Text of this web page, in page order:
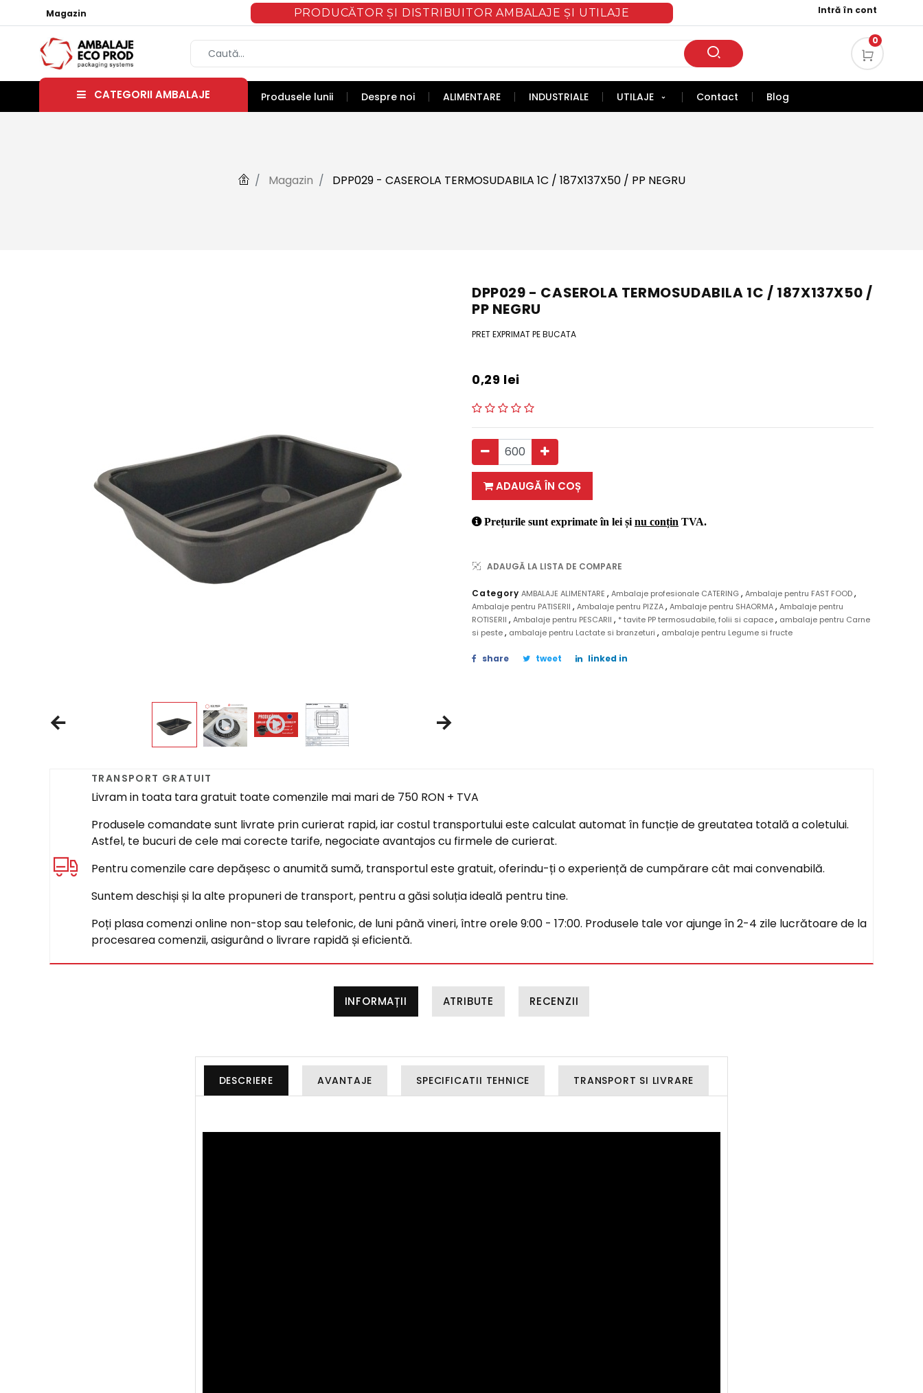
Magazin PRODUCĂTOR ȘI DISTRIBUITOR AMBALAJE ȘI UTILAJE Intră în cont
0
CATEGORII AMBALAJE Produsele lunii Despre noi ALIMENTARE INDUSTRIALE UTILAJE Contact Blog
Magazin DPP029 - CASEROLA TERMOSUDABILA 1C / 187X137X50 / PP NEGRU
DPP029 - CASEROLA TERMOSUDABILA 1C / 187X137X50 /
PP NEGRU
PRET EXPRIMAT PE BUCATA
0,29 lei
ADAUGĂ ÎN COȘ
Prețurile sunt exprimate în lei și nu conțin TVA.
ADAUGĂ LA LISTA DE COMPARE
CategoryAMBALAJE ALIMENTARE,Ambalaje profesionale CATERING,Ambalaje pentru FAST FOOD,
Ambalaje pentru PATISERII , Ambalaje pentru PIZZA, Ambalaje pentru SHAORMA, Ambalaje pentru
ROTISERII , Ambalaje pentru PESCARII , * tavite PP termosudabile, folii si capace, ambalaje pentru Carne
si peste, ambalaje pentru Lactate si branzeturi , ambalaje pentru Legume si fructe
share tweet linked in
TRANSPORT GRATUIT
Livram in toata tara gratuit toate comenzile mai mari de 750 RON + TVA
Produsele comandate sunt livrate prin curierat rapid, iar costul transportului este calculat automat în funcție de greutatea totală a coletului.
Astfel, te bucuri de cele mai corecte tarife, negociate avantajos cu firmele de curierat.
Pentru comenzile care depășesc o anumită sumă, transportul este gratuit, oferindu-ți o experiență de cumpărare cât mai convenabilă.
Suntem deschiși și la alte propuneri de transport, pentru a găsi soluția ideală pentru tine.
Poți plasa comenzi online non-stop sau telefonic, de luni până vineri, între orele 9:00 - 17:00. Produsele tale vor ajunge în 2-4 zile lucrătoare de la
procesarea comenzii, asigurând o livrare rapidă și eficientă.
INFORMAȚII ATRIBUTE RECENZII
DESCRIERE AVANTAJE SPECIFICATII TEHNICE TRANSPORT SI LIVRARE